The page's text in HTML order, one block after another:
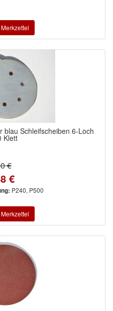
blau Schleifscheiben 6-Loch
Klett
€
€
P240, P500